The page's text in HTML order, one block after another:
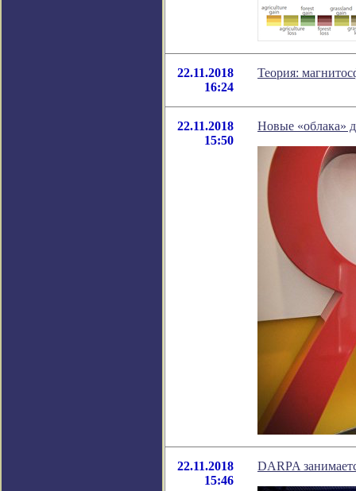
22.11.2018
16:24
Теория:
22.11.2018
15:50
Новые «облака»
22.11.2018
15:46
DARPA